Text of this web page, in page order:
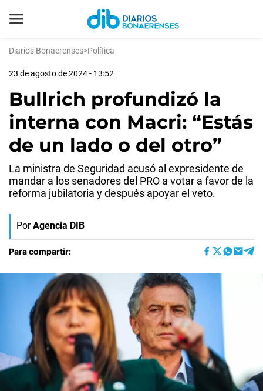
Diarios Bonaerenses>Política
23 de agosto de 2024 - 13:52
Bullrich profundizó la
interna con Macri: “Estás
de un lado o del otro”
La ministra de Seguridad acusó al expresidente de
mandar a los senadores del PRO a votar a favor de la
reforma jubilatoria y después apoyar el veto.
Por Agencia DIB
Para compartir: